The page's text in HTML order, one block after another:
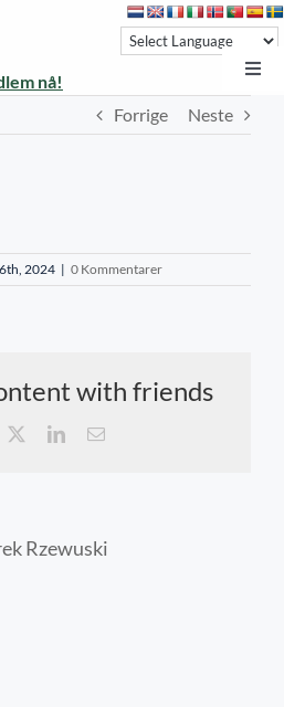
nå!
Forrige Neste
2024 | 0 Kommentarer
with friends
LinkedIn
E-
Rzewuski